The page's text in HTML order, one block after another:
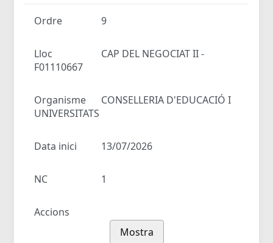
Ordre 9
Lloc
CAP DEL NEGOCIAT II -
F01110667
Organisme
CONSELLERIA D'EDUCACIÓ I
UNIVERSITATS
Data inici 13/07/2026
NC 1
Accions
Mostra